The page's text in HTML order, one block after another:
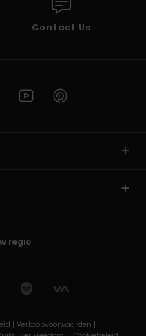
Contact Us
regio
| Verkoopvoorwaarden |